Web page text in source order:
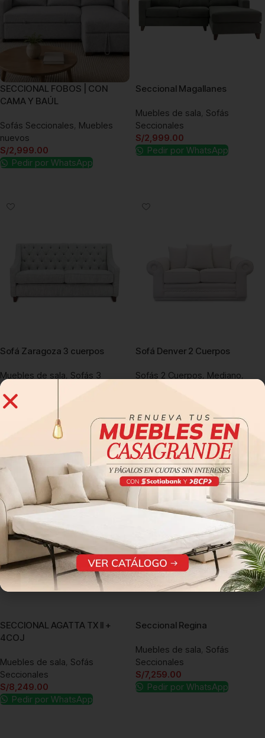
SECCIONAL FOBOS | CON
CAMA Y BAÚL
Sofás Seccionales, Muebles
nuevos
S/2,999.00
Pedir por WhatsApp
Seccional Magallanes
Muebles de sala, Sofás
Seccionales
S/2,999.00
Pedir por WhatsApp
Sofá Zaragoza 3 cuerpos
Muebles de sala, Sofás 3
Cuerpos
departamentos
Seccionales
Pedir por WhatsApp
Añadir al carrito
Sofá Denver 2 Cuerpos
Sofás 2 Cuerpos, Mediano,
S/ 2,009.00
Pedir por WhatsApp
Añadir al carrito
SECCIONAL AGATTA TX II +
4COJ
Muebles de sala, Sofás
Seccionales
S/8,249.00
Pedir por WhatsApp
Seccional Regina
Muebles de sala, Sofás
Seccionales
S/7,259.00
Pedir por WhatsApp